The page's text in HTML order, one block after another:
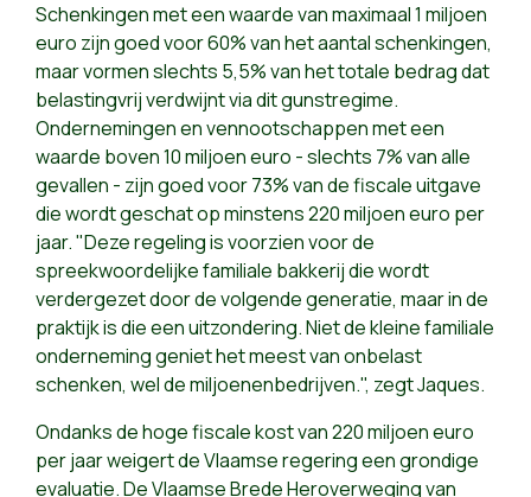
Schenkingen met een waarde van maximaal 1 miljoen
euro zijn goed voor 60% van het aantal schenkingen,
maar vormen slechts 5,5% van het totale bedrag dat
belastingvrij verdwijnt via dit gunstregime.
Ondernemingen en vennootschappen met een
waarde boven 10 miljoen euro - slechts 7% van alle
gevallen - zijn goed voor 73% van de fiscale uitgave
die wordt geschat op minstens 220 miljoen euro per
jaar. "Deze regeling is voorzien voor de
spreekwoordelijke familiale bakkerij die wordt
verdergezet door de volgende generatie, maar in de
praktijk is die een uitzondering. Niet de kleine familiale
onderneming geniet het meest van onbelast
schenken, wel de miljoenenbedrijven.", zegt Jaques.
Ondanks de hoge fiscale kost van 220 miljoen euro
per jaar weigert de Vlaamse regering een grondige
evaluatie. De Vlaamse Brede Heroverweging van